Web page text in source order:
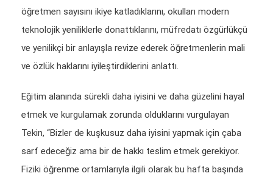
öğretmen sayısını ikiye katladıklarını, okulları modern
teknolojik yeniliklerle donattıklarını, müfredatı özgürlükçü
ve yenilikçi bir anlayışla revize ederek öğretmenlerin mali
ve özlük haklarını iyileştirdiklerini anlattı.
Eğitim alanında sürekli daha iyisini ve daha güzelini hayal
etmek ve kurgulamak zorunda olduklarını vurgulayan
Tekin, “Bizler de kuşkusuz daha iyisini yapmak için çaba
sarf edeceğiz ama bir de hakkı teslim etmek gerekiyor.
Fiziki öğrenme ortamlarıyla ilgili olarak bu hafta başında